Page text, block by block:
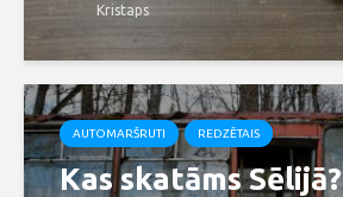
Kristaps
AUTOMARŠRUTI REDZĒTAIS
Kas skatāms Sēlijā?